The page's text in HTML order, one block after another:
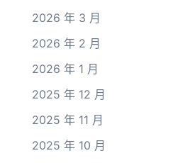
2026 年 3 月
2026 年 2 月
2026 年 1 月
2025 年 12 月
2025 年 11 月
2025 年 10 月